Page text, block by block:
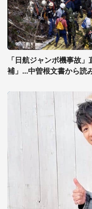
「日航ジャンボ機事故
補」...中曽根文書から読